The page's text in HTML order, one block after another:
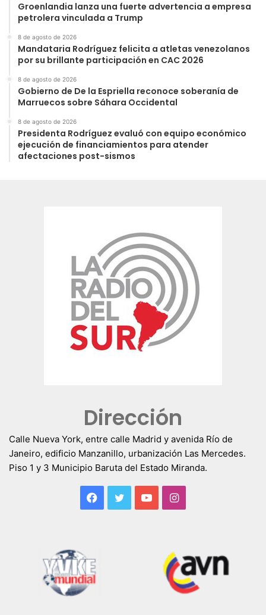
Groenlandia lanza una fuerte advertencia a empresa
petrolera vinculada a Trump
8 de agosto de 2026
Mandataria Rodríguez felicita a atletas venezolanos
por su brillante participación en CAC 2026
8 de agosto de 2026
Gobierno de De la Espriella reconoce soberanía de
Marruecos sobre Sáhara Occidental
8 de agosto de 2026
Presidenta Rodríguez evaluó con equipo económico
ejecución de financiamientos para atender
afectaciones post-sismos
Dirección
Calle Nueva York, entre calle Madrid y avenida Río de
Janeiro, edificio Manzanillo, urbanización Las Mercedes.
Piso 1 y 3 Municipio Baruta del Estado Miranda.
Facebook
TwitterYouTubeInstagram